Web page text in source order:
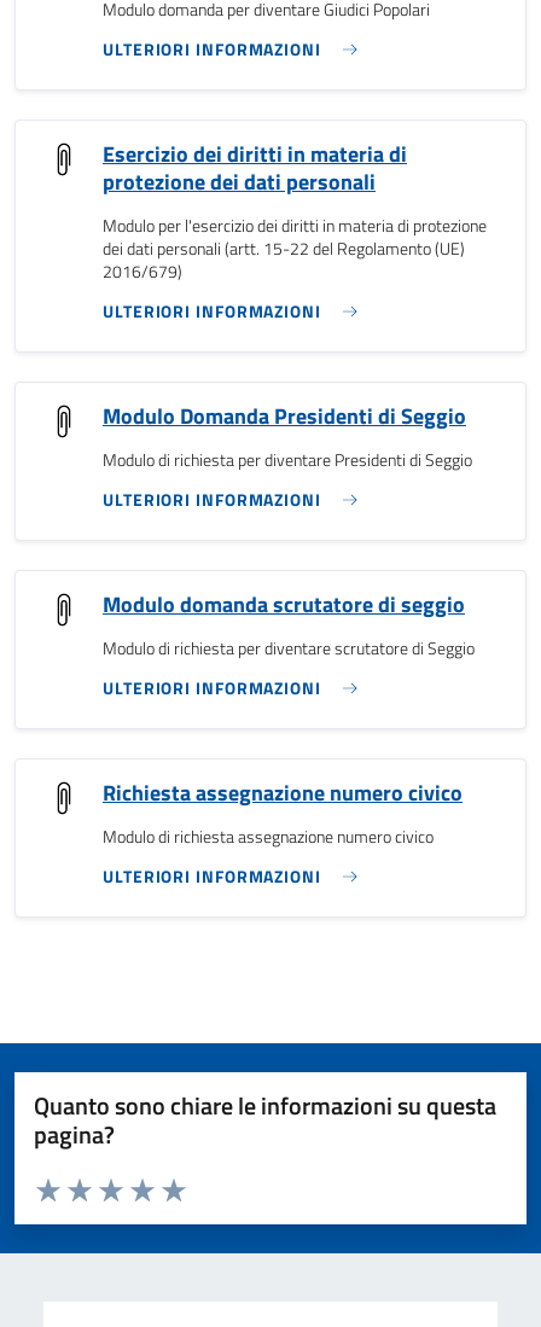
Modulo domanda per diventare Giudici Popolari
ULTERIORI INFORMAZIONI
Esercizio dei diritti in materia di
protezione dei dati personali
Modulo per l'esercizio dei diritti in materia di protezione
dei dati personali (artt. 15-22 del Regolamento (UE)
2016/679)
ULTERIORI INFORMAZIONI
Modulo Domanda Presidenti di Seggio
Modulo di richiesta per diventare Presidenti di Seggio
ULTERIORI INFORMAZIONI
Modulo domanda scrutatore di seggio
Modulo di richiesta per diventare scrutatore di Seggio
ULTERIORI INFORMAZIONI
Richiesta assegnazione numero civico
Modulo di richiesta assegnazione numero civico
ULTERIORI INFORMAZIONI
Quanto sono chiare le informazioni su questa
pagina?
Valuta da 1 a 5 stelle la pagina
Valuta 5 stelle su 5
Valuta 4 stelle su 5
Valuta 3 stelle su 5
Valuta 2 stelle su 5
Valuta 1 stelle su 5